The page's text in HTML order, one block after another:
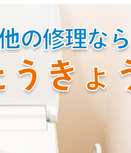
の修理なら
きょ